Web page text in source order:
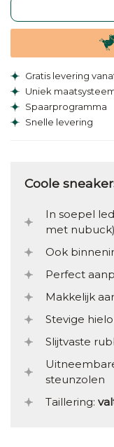
Gratis levering
Uniek
Spaarprogramma
Snelle levering
Coole
In soepel
met nubuck)
Ook
Perfect
Makkelijk
Stevige
Slijtvaste
steunzolen
Taillering: